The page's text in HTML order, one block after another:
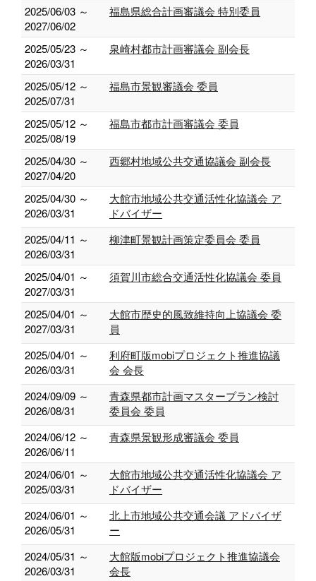
2025/06/03 ～
2027/06/02
福島県総合計画審議会 特別委員
2025/05/23 ～
2026/03/31
泉崎村都市計画審議会 副会長
2025/05/12 ～
2025/07/31
福島市景観審議会 委員
2025/05/12 ～
2025/08/19
福島市都市計画審議会 委員
2025/04/30 ～
2027/04/20
西郷村地域公共交通協議会 副会長
2025/04/30 ～
2026/03/31
大館市地域公共交通活性化協議会 ア
ドバイザー
2025/04/11 ～
2026/03/31
柳津町景観計画策定委員会 委員
2025/04/01 ～
2027/03/31
須賀川市総合交通活性化協議会 委員
2025/04/01 ～
2027/03/31
大館市歴史的風致維持向上協議会 委
員
2025/04/01 ～
2026/03/31
利府町版mobiプロジェクト推進協議
会 会長
2024/09/09 ～
2026/08/31
青森県都市計画マスタープラン検討
委員会 委員
2024/06/12 ～
2026/06/11
青森県景観形成審議会 委員
2024/06/01 ～
2025/03/31
大館市地域公共交通活性化協議会 ア
ドバイザー
2024/06/01 ～
2026/05/31
北上市地域公共交通会議 アドバイザ
ー
2024/05/31 ～
2026/03/31
大館版mobiプロジェクト推進協議会
会長